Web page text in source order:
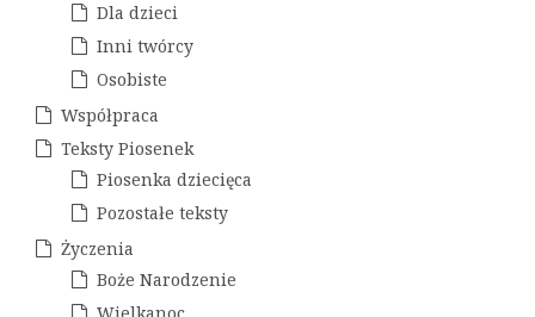
Dla dzieci
Inni twórcy
Osobiste
Współpraca
Teksty Piosenek
Piosenka dziecięca
Pozostałe teksty
Życzenia
Boże Narodzenie